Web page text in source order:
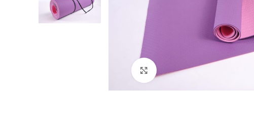
Клацніть, щоб збільшити